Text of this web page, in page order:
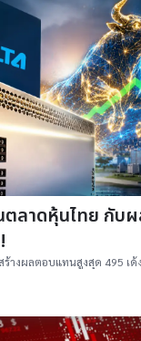
ตลาดหุ้นไทย กับ
ร้างผลตอบแทนสูงสุด 495 เ
านล้านบาท และประมาณการ